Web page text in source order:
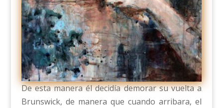
De esta manera él decidía demorar su vuelta a
Brunswick, de manera que cuando arribara, el